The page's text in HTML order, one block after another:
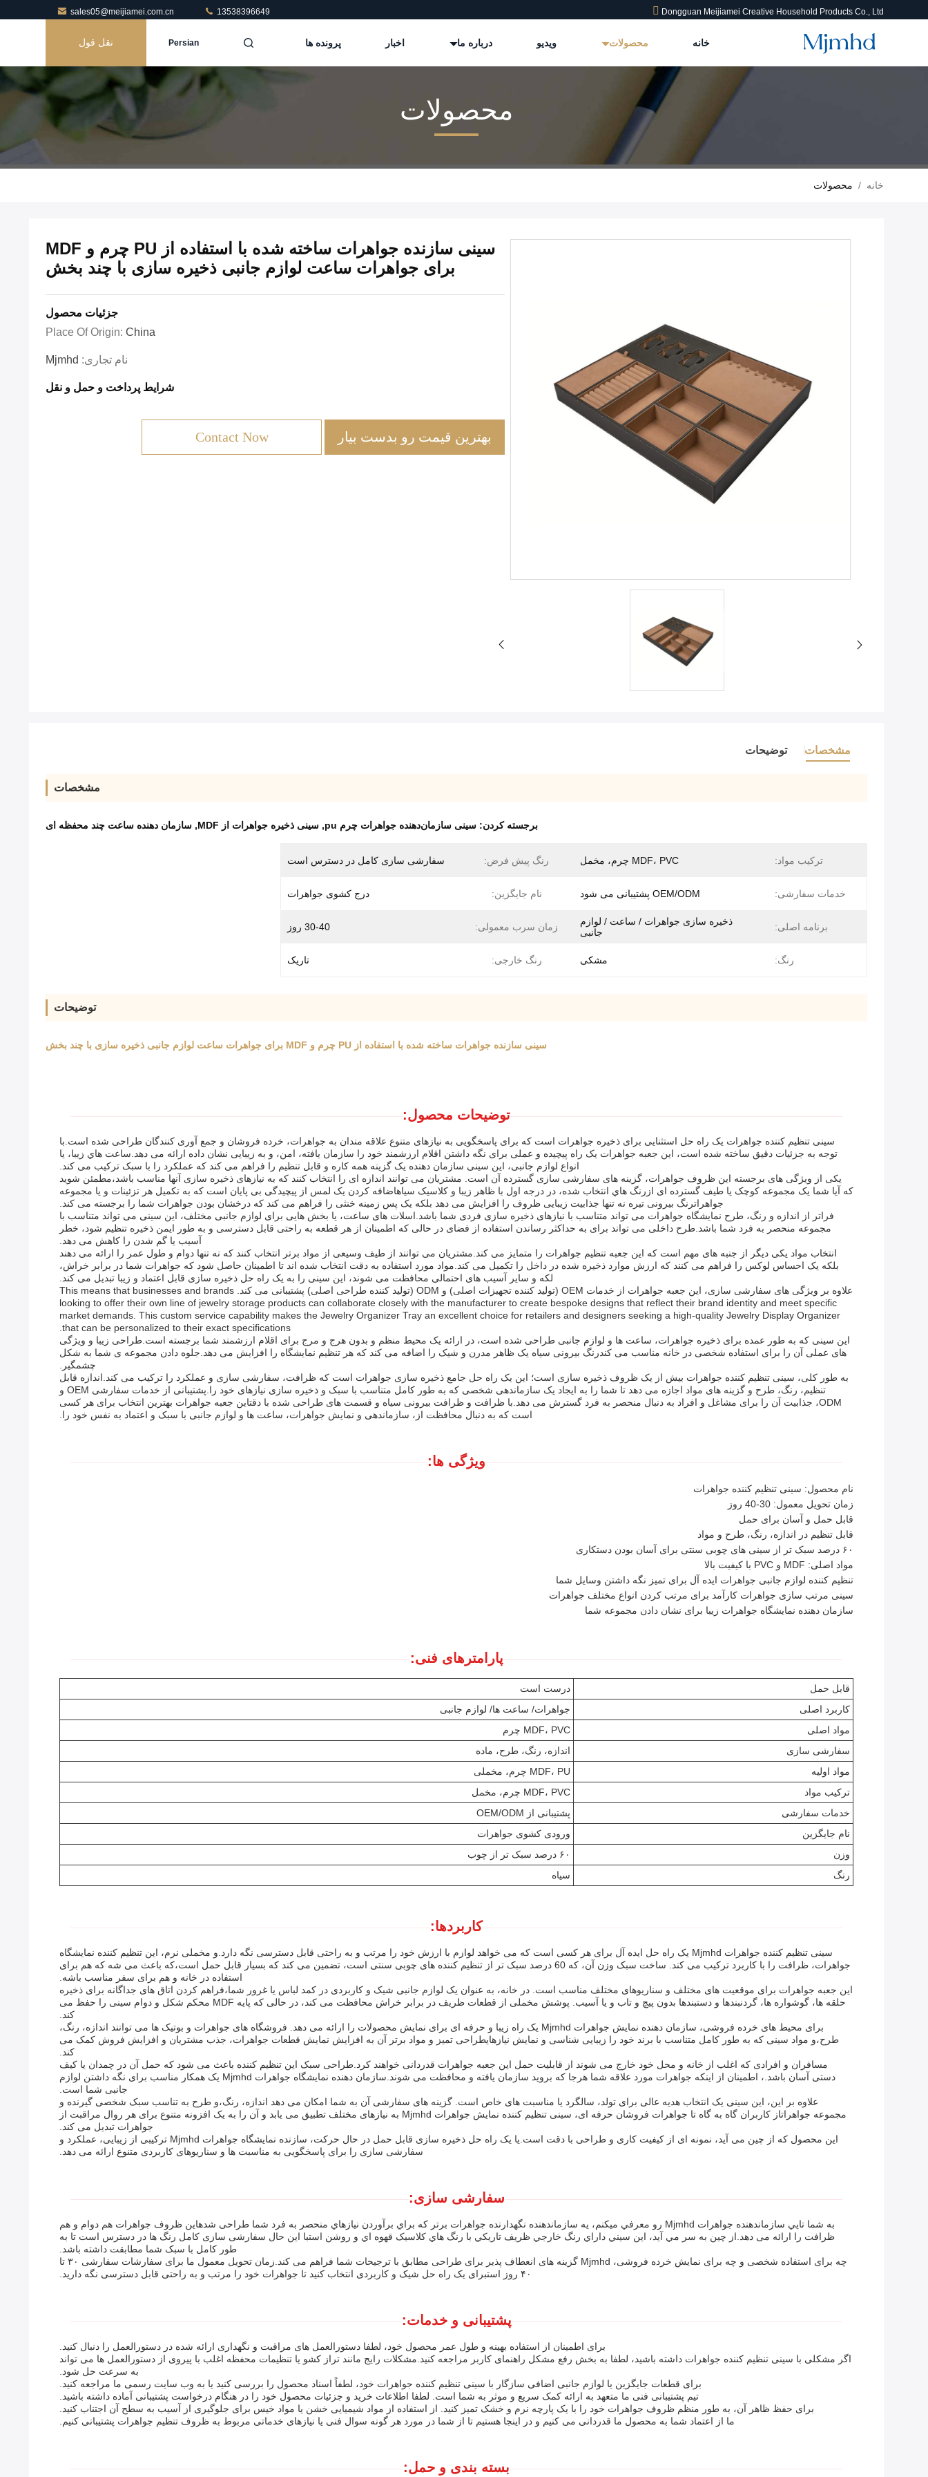
Dongguan Meijiamei Creative Household Products Co., Ltd
sales05@meijiamei.com.cn 13538396649
خانه محصولات ویدیو درباره ما اخبار پرونده ها Persian نقل قول
محصولات
خانه / محصولات
سینی سازنده جواهرات ساخته شده با استفاده از PU چرم و MDF
برای جواهرات ساعت لوازم جانبی ذخیره سازی با چند بخش
جزئیات محصول
Place Of Origin: China
نام تجاری: Mjmhd
شرایط پرداخت و حمل و نقل
بهترین قیمت رو بدست بیار Contact Now
مشخصات توضیحات
مشخصات
برجسته کردن: سینی سازمان‌دهنده جواهرات چرم pu , سینی ذخیره جواهرات از MDF , سازمان دهنده ساعت چند محفظه ای
ترکیب مواد: MDF، PVC چرم، مخمل رنگ پیش فرض: سفارشی سازی کامل در دسترس است
خدمات سفارشی: OEM/ODM پشتیبانی می شود نام جایگزین: درج کشوی جواهرات
برنامه اصلی:
ذخیره سازی جواهرات / ساعت / لوازم
جانبی
زمان سرب معمولی: 30-40 روز
رنگ: مشکی رنگ خارجی: تاریک
توضیحات
سینی سازنده جواهرات ساخته شده با استفاده از PU چرم و MDF برای جواهرات ساعت لوازم جانبی ذخیره سازی با چند بخش
توضیحات محصول:
سینی تنظیم کننده جواهرات یک راه حل استثنایی برای ذخیره جواهرات است که برای پاسخگویی به نیازهای متنوع علاقه مندان به جواهرات، خرده فروشان و جمع آوری کنندگان طراحی شده است.با
توجه به جزئیات دقیق ساخته شده است، این جعبه جواهرات یک راه پیچیده و عملی برای نگه داشتن اقلام ارزشمند خود را سازمان یافته، امن، و به زیبایی نشان داده ارائه می دهد.ساعت هاي زيبا، یا
انواع لوازم جانبی، این سینی سازمان دهنده یک گزینه همه کاره و قابل تنظیم را فراهم می کند که عملکرد را با سبک ترکیب می کند.
یکی از ویژگی های برجسته این ظروف جواهرات، گزینه های سفارشی سازی گسترده آن است. مشتریان می توانند اندازه ای را انتخاب کنند که به نیازهای ذخیره سازی آنها مناسب باشد،مطمئن شوید
که آیا شما یک مجموعه کوچک یا طیف گسترده ای ازرنگ هاي انتخاب شده، در درجه اول با ظاهر زيبا و کلاسیک سياهاضافه کردن یک لمس از پیچیدگی بی پایان است که به تکمیل هر تزئینات و یا مجموعه
جواهراترنگ بیرونی تیره نه تنها جذابیت زیبایی ظروف را افزایش می دهد بلکه یک پس زمینه خنثی را فراهم می کند که درخشان بودن جواهرات شما را برجسته می کند.
فراتر از اندازه و رنگ، طرح نمايشگاه جواهرات می تواند متناسب با نیازهای ذخیره سازی فردی شما باشد.اسلات های ساعت، یا بخش هایی برای لوازم جانبی مختلف، این سینی می تواند متناسب با
مجموعه منحصر به فرد شما باشد.طرح داخلی می تواند برای به حداکثر رساندن استفاده از فضای در حالی که اطمینان از هر قطعه به راحتی قابل دسترسی و به طور ایمن ذخیره تنظیم شود، خطر
آسیب یا گم شدن را کاهش می دهد.
انتخاب مواد یکی دیگر از جنبه های مهم است که این جعبه تنظیم جواهرات را متمایز می کند.مشتریان می توانند از طیف وسیعی از مواد برتر انتخاب کنند که نه تنها دوام و طول عمر را ارائه می دهند
بلکه یک احساس لوکس را فراهم می کنند که ارزش موارد ذخیره شده در داخل را تکمیل می کند.مواد مورد استفاده به دقت انتخاب شده اند تا اطمینان حاصل شود که جواهرات شما در برابر خراش،
لکه و سایر آسیب های احتمالی محافظت می شوند، این سینی را به یک راه حل ذخیره سازی قابل اعتماد و زیبا تبدیل می کند.
علاوه بر ویژگی های سفارشی سازی، این جعبه جواهرات از خدمات OEM (تولید کننده تجهیزات اصلی) و ODM (تولید کننده طراحی اصلی) پشتیبانی می کند. This means that businesses and brands
looking to offer their own line of jewelry storage products can collaborate closely with the manufacturer to create bespoke designs that reflect their brand identity and meet specific
market demands. This custom service capability makes the Jewelry Organizer Tray an excellent choice for retailers and designers seeking a high-quality Jewelry Display Organizer
that can be personalized to their exact specifications.
این سینی که به طور عمده برای ذخیره جواهرات، ساعت ها و لوازم جانبی طراحی شده است، در ارائه یک محیط منظم و بدون هرج و مرج برای اقلام ارزشمند شما برجسته است.طراحی زیبا و ویژگی
های عملی آن را برای استفاده شخصی در خانه مناسب می کندرنگ بیرونی سیاه یک ظاهر مدرن و شیک را اضافه می کند که هر تنظیم نمایشگاه را افزایش می دهد.جلوه دادن مجموعه ی شما به شکل
چشمگیر.
به طور کلی، سینی تنظیم کننده جواهرات بیش از یک ظروف ذخیره سازی است؛ این یک راه حل جامع ذخیره سازی جواهرات است که ظرافت، سفارشی سازی و عملکرد را ترکیب می کند.اندازه قابل
تنظیم، رنگ، طرح و گزینه های مواد اجازه می دهد تا شما را به ایجاد یک سازماندهی شخصی که به طور کامل متناسب با سبک و ذخیره سازی نیازهای خود را.پشتیبانی از خدمات سفارشی OEM و
ODM، جذابیت آن را برای مشاغل و افراد به دنبال منحصر به فرد گسترش می دهد.با ظرافت و ظرافت بیرونی سیاه و قسمت های طراحی شده با دقتاین جعبه جواهرات بهترین انتخاب برای هر کسی
است که به دنبال محافظت از، سازماندهی و نمایش جواهرات، ساعت ها و لوازم جانبی با سبک و اعتماد به نفس خود را.
ویژگی ها:
نام محصول: سینی تنظیم کننده جواهرات
زمان تحویل معمول: 30-40 روز
قابل حمل و آسان برای حمل
قابل تنظیم در اندازه، رنگ، طرح و مواد
۶۰ درصد سبک تر از سینی های چوبی سنتی برای آسان بودن دستکاری
مواد اصلی: MDF و PVC با کیفیت بالا
تنظیم کننده لوازم جانبی جواهرات ایده آل برای تمیز نگه داشتن وسایل شما
سینی مرتب سازی جواهرات کارآمد برای مرتب کردن انواع مختلف جواهرات
سازمان دهنده نمایشگاه جواهرات زیبا برای نشان دادن مجموعه شما
پارامترهای فنی:
قابل حمل
درست است
کاربرد اصلی
جواهرات/ ساعت ها/ لوازم جانبی
مواد اصلی
MDF، PVC چرم
سفارشی سازی
اندازه، رنگ، طرح، ماده
مواد اولیه
MDF، PU چرم، مخملی
ترکیب مواد
MDF، PVC چرم، مخمل
خدمات سفارشی
پشتیبانی از OEM/ODM
نام جایگزین
ورودی کشوی جواهرات
وزن
۶۰ درصد سبک تر از چوب
رنگ
سیاه
کاربردها:
سینی تنظیم کننده جواهرات Mjmhd یک راه حل ایده آل برای هر کسی است که می خواهد لوازم با ارزش خود را مرتب و به راحتی قابل دسترسی نگه دارد.و مخملی نرم، این تنظیم کننده نمایشگاه
جواهرات، ظرافت را با کاربرد ترکیب می کند. ساخت سبک وزن آن، که 60 درصد سبک تر از تنظیم کننده های چوبی سنتی است، تضمین می کند که بسیار قابل حمل است،که باعث می شه که هم برای
استفاده در خانه و هم برای سفر مناسب باشه.
این جعبه جواهرات برای موقعیت های مختلف و سناریوهای مختلف مناسب است. در خانه، به عنوان یک لوازم جانبی شیک و کاربردی در کمد لباس یا غرور شما،فراهم کردن اتاق های جداگانه برای ذخیره
حلقه ها، گوشواره ها، گردنبندها و دستبندها بدون پیچ و تاب و یا آسیب. پوشش مخملی از قطعات ظریف در برابر خراش محافظت می کند، در حالی که پایه MDF محکم شکل و دوام سینی را حفظ می
کند.
برای محیط های خرده فروشی، سازمان دهنده نمایش جواهرات Mjmhd یک راه زیبا و حرفه ای برای نمایش محصولات را ارائه می دهد. فروشگاه های جواهرات و بوتیک ها می توانند اندازه، رنگ،
طرح،و مواد سینی که به طور کامل متناسب با برند خود را زیبایی شناسی و نمایش نیازهایطراحی تمیز و مواد برتر آن به افزایش نمایش قطعات جواهرات، جذب مشتریان و افزایش فروش کمک می
کند.
مسافران و افرادی که اغلب از خانه و محل خود خارج می شوند از قابلیت حمل این جعبه جواهرات قدردانی خواهند کرد.طراحی سبک این تنظیم کننده باعث می شود که حمل آن در چمدان یا کیف
دستی آسان باشد.، اطمینان از اینکه جواهرات مورد علاقه شما هرجا که بروید سازمان یافته و محافظت می شوند.سازمان دهنده نمایشگاه جواهرات Mjmhd یک همکار مناسب برای نگه داشتن لوازم
جانبی شما است.
علاوه بر این، این سینی یک انتخاب هدیه عالی برای تولد، سالگرد یا مناسبت های خاص است. گزینه های سفارشی آن به شما امکان می دهد اندازه، رنگ،و طرح به تناسب سبک شخصی گیرنده و
مجموعه جواهراتاز کاربران گاه به گاه تا جواهرات فروشان حرفه ای، سینی تنظیم کننده نمایش جواهرات Mjmhd به نیازهای مختلف تطبیق می یابد و آن را به یک افزونه متنوع برای هر روال مراقبت از
جواهرات تبدیل می کند.
این محصول که از چین می آید، نمونه ای از کیفیت کاری و طراحی با دقت است.یا یک راه حل ذخیره سازی قابل حمل در حال حرکت، سازنده نمایشگاه جواهرات Mjmhd ترکیبی از زیبایی، عملکرد و
سفارشی سازی را برای پاسخگویی به مناسبت ها و سناریوهای کاربردی متنوع ارائه می دهد.
سفارشی سازی:
به شما تايي سازماندهنده جواهرات Mjmhd رو معرفي ميكنم، يه سازماندهنده نگهدارنده جواهرات برتر که براي برآوردن نيازهاي منحصر به فرد شما طراحی شدهاین ظروف جواهرات هم دوام و هم
ظرافت را ارائه می دهد.از چين به سر مي آيد، اين سيني داراي رنگ خارجي ظريف تاريکي با رنگ هاي کلاسيک قهوه اي و روشن استبا این حال سفارشی سازی کامل رنگ ها در دسترس است تا به
طور کامل با سبک شما مطابقت داشته باشد.
چه برای استفاده شخصی و چه برای نمایش خرده فروشی، Mjmhd گزینه های انعطاف پذیر برای طراحی مطابق با ترجیحات شما فراهم می کند.زمان تحویل معمول ما برای سفارشات سفارشی ۳۰ تا
۴۰ روز استبرای یک راه حل شیک و کاربردی انتخاب کنید تا جواهرات خود را مرتب و به راحتی قابل دسترسی نگه دارید.
پشتیبانی و خدمات:
برای اطمینان از استفاده بهینه و طول عمر محصول خود، لطفا دستورالعمل های مراقبت و نگهداری ارائه شده در دستورالعمل را دنبال کنید.
اگر مشکلی با سینی تنظیم کننده جواهرات داشته باشید، لطفا به بخش رفع مشکل راهنمای کاربر مراجعه کنید.مشکلات رایج مانند تراز کشو یا تنظیمات محفظه اغلب با پیروی از دستورالعمل ها می تواند
به سرعت حل شود.
برای قطعات جایگزین یا لوازم جانبی اضافی سازگار با سینی تنظیم کننده جواهرات خود، لطفاً اسناد محصول را بررسی کنید یا به وب سایت رسمی ما مراجعه کنید.
تیم پشتیبانی فنی ما متعهد به ارائه کمک سریع و موثر به شما است. لطفا اطلاعات خرید و جزئیات محصول خود را در هنگام درخواست پشتیبانی آماده داشته باشید.
برای حفظ ظاهر آن، به طور منظم ظروف جواهرات خود را با یک پارچه نرم و خشک تمیز کنید. از استفاده از مواد شیمیایی خشن یا مواد خیس برای جلوگیری از آسیب به سطح آن اجتناب کنید.
ما از اعتماد شما به محصول ما قدردانی می کنیم و در اینجا هستیم تا از شما در مورد هر گونه سوال فنی یا نیازهای خدماتی مربوط به ظروف تنظیم جواهرات پشتیبانی کنیم.
بسته بندی و حمل: